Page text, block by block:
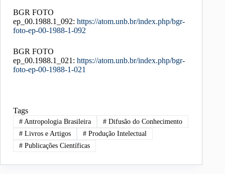
BGR FOTO
ep_00.1988.1_092: https://atom.unb.br/index.php/bgr-
foto-ep-00-1988-1-092
BGR FOTO
ep_00.1988.1_021: https://atom.unb.br/index.php/bgr-
foto-ep-00-1988-1-021
Tags
#Antropologia Brasileira #Difusão do Conhecimento
#Livros e Artigos #Produção Intelectual
#Publicações Científicas